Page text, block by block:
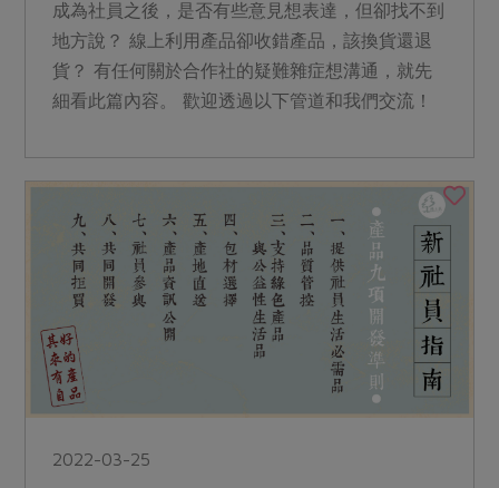
成為社員之後，是否有些意見想表達，但卻找不到
地方說？ 線上利用產品卻收錯產品，該換貨還退
貨？ 有任何關於合作社的疑難雜症想溝通，就先
細看此篇內容。 歡迎透過以下管道和我們交流！
2022-03-25